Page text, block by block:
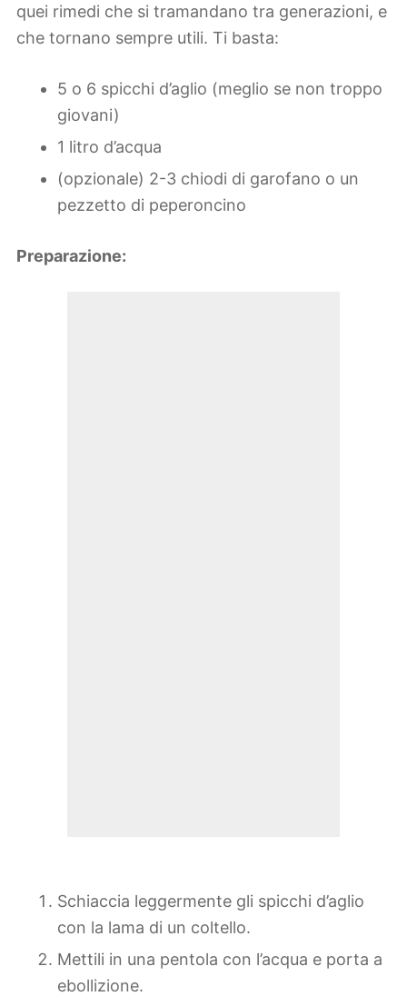
quei rimedi che si tramandano tra generazioni, e
che tornano sempre utili. Ti basta:
5 o 6 spicchi d’aglio (meglio se non troppo
giovani)
1 litro d’acqua
(opzionale) 2-3 chiodi di garofano o un
pezzetto di peperoncino
Preparazione:
Schiaccia leggermente gli spicchi d’aglio
con la lama di un coltello.
Mettili in una pentola con l’acqua e porta a
ebollizione.